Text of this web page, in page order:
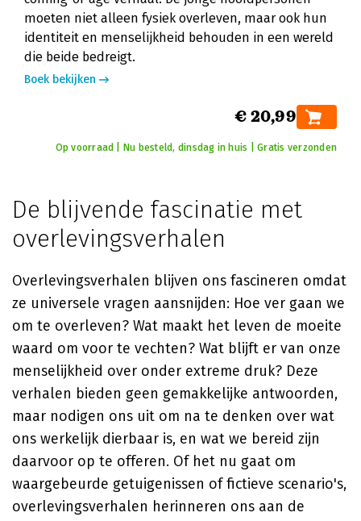
moeten niet alleen fysiek overleven, maar ook hun
identiteit en menselijkheid behouden in een wereld
die beide bedreigt.
Boek bekijken
€ 20,99
Op voorraad | Nu besteld, dinsdag in huis | Gratis verzonden
De blijvende fascinatie met
overlevingsverhalen
Overlevingsverhalen blijven ons fascineren omdat
ze universele vragen aansnijden: Hoe ver gaan we
om te overleven? Wat maakt het leven de moeite
waard om voor te vechten? Wat blijft er van onze
menselijkheid over onder extreme druk? Deze
verhalen bieden geen gemakkelijke antwoorden,
maar nodigen ons uit om na te denken over wat
ons werkelijk dierbaar is, en wat we bereid zijn
daarvoor op te offeren. Of het nu gaat om
waargebeurde getuigenissen of fictieve scenario's,
overlevingsverhalen herinneren ons aan de